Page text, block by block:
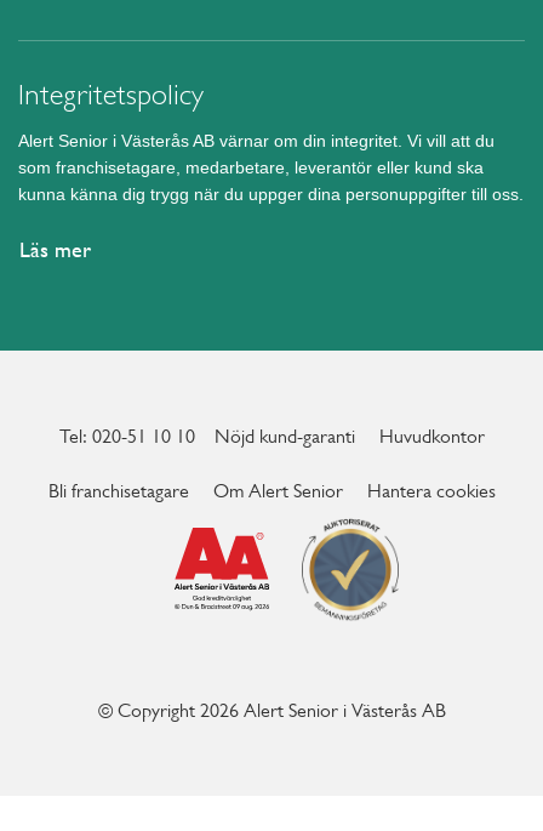
Integritetspolicy
Alert Senior i Västerås AB värnar om din integritet. Vi vill att du
som franchisetagare, medarbetare, leverantör eller kund ska
kunna känna dig trygg när du uppger dina personuppgifter till oss.
Läs mer
Tel: 020-51 10 10 Nöjd kund-garanti Huvudkontor
Bli franchisetagare Om Alert Senior Hantera cookies
© Copyright 2026 Alert Senior i Västerås AB